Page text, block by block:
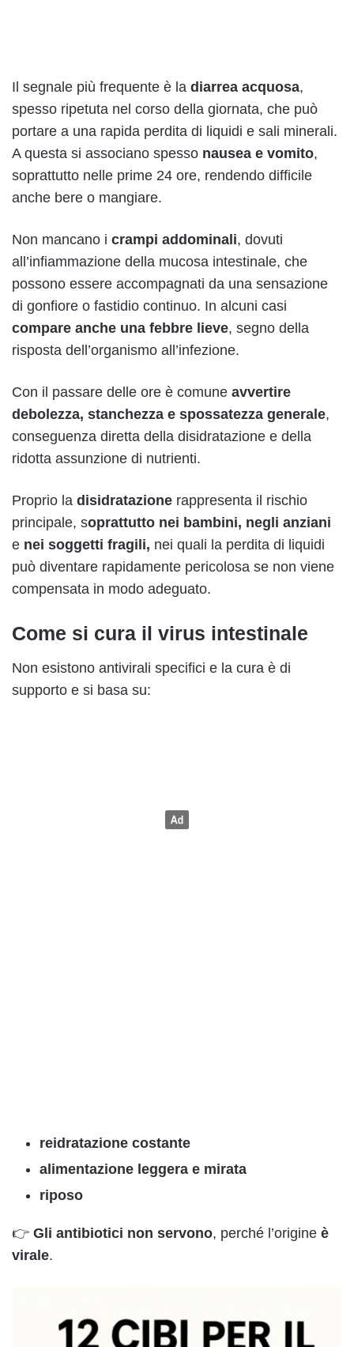
Il segnale più frequente è la diarrea acquosa,
spesso ripetuta nel corso della giornata, che può
portare a una rapida perdita di liquidi e sali minerali.
A questa si associano spesso nausea e vomito,
soprattutto nelle prime 24 ore, rendendo difficile
anche bere o mangiare.
Non mancano i crampi addominali, dovuti
all’infiammazione della mucosa intestinale, che
possono essere accompagnati da una sensazione
di gonfiore o fastidio continuo. In alcuni casi
compare anche una febbre lieve, segno della
risposta dell’organismo all’infezione.
Con il passare delle ore è comune avvertire
debolezza, stanchezza e spossatezza generale,
conseguenza diretta della disidratazione e della
ridotta assunzione di nutrienti.
Proprio la disidratazione rappresenta il rischio
principale, soprattutto nei bambini, negli anziani
e nei soggetti fragili, nei quali la perdita di liquidi
può diventare rapidamente pericolosa se non viene
compensata in modo adeguato.
Come si cura il virus intestinale
Non esistono antivirali specifici e la cura è di
supporto e si basa su:
reidratazione costante
alimentazione leggera e mirata
riposo
👉 Gli antibiotici non servono, perché l’origine è
virale.